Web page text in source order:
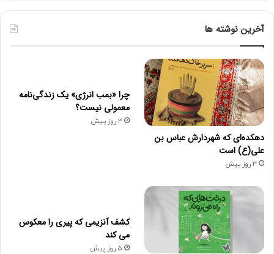
آخرین نوشته ها
دهکده‌ای که شهردارش عباس بن
علی(ع) است
3 روز پیش
چرا «بمب انرژی» یک زندگی‌نامه
معمولی نیست؟
3 روز پیش
کشف آنزیمی که پیری را معکوس
می کند
5 روز پیش